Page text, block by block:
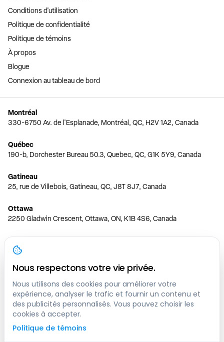
Conditions d'utilisation
Politique de confidentialité
Politique de témoins
À propos
Blogue
Connexion au tableau de bord
Montréal
330-6750 Av. de l'Esplanade, Montréal, QC, H2V 1A2, Canada
Québec
190-b, Dorchester Bureau 50.3, Quebec, QC, G1K 5Y9, Canada
Gatineau
25, rue de Villebois, Gatineau, QC, J8T 8J7, Canada
Ottawa
2250 Gladwin Crescent, Ottawa, ON, K1B 4S6, Canada
Toronto
150 Ferrand Dr, 6th Floor, Toronto, ON, M3C 3E5, Canada
Vancouver
1200 W 73rd Ave #1415, Vancouver, BC, V6P 6G5, Canada
Calgary
444 5 Ave SW #400 Calgary, AB, T2P 2T8, Canada
Nous respectons votre vie privée.
Nous utilisons des cookies pour améliorer votre
expérience, analyser le trafic et fournir un contenu et
des publicités personnalisés. Vous pouvez choisir les
cookies à accepter.
Politique de témoins